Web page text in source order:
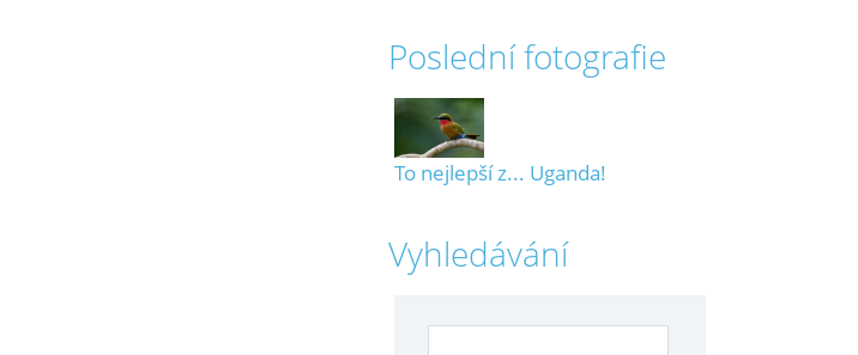
Poslední fotografie
To nejlepší z... Uganda!
Vyhledávání